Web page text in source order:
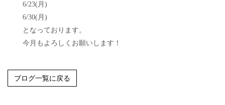
6/23(月)
6/30(月)
となっております。
今月もよろしくお願いします！
ブログ一覧に戻る